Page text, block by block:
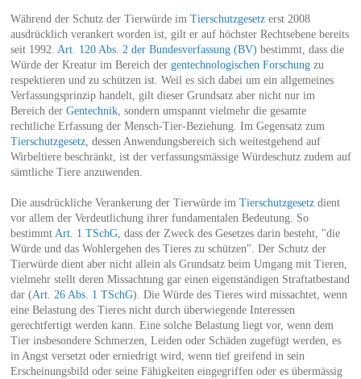
Während der Schutz der Tierwürde im Tierschutzgesetzerst 2008
ausdrücklich verankert worden ist, gilt er auf höchster Rechtsebene bereits
seit 1992. Art. 120 Abs. 2 der Bundesverfassung (BV) bestimmt, dass die
Würde der Kreatur im Bereich der gentechnologischen Forschungzu
respektieren und zu schützen ist. Weil es sich dabei um ein allgemeines
Verfassungsprinzip handelt, gilt dieser Grundsatz aber nicht nur im
Bereich der Gentechnik, sondern umspannt vielmehr die gesamte
rechtliche Erfassung der Mensch-Tier-Beziehung. Im Gegensatz zum
Tierschutzgesetz, dessen Anwendungsbereich sich weitestgehend auf
Wirbeltiere beschränkt, ist der verfassungsmässige Würdeschutz zudem auf
sämtliche Tiere anzuwenden.
Die ausdrückliche Verankerung der Tierwürde im Tierschutzgesetzdient
vor allem der Verdeutlichung ihrer fundamentalen Bedeutung. So
bestimmt Art. 1 TSchG, dass der Zweck des Gesetzes darin besteht, "die
Würde und das Wohlergehen des Tieres zu schützen". Der Schutz der
Tierwürde dient aber nicht allein als Grundsatz beim Umgang mit Tieren,
vielmehr stellt deren Missachtung gar einen eigenständigen Straftatbestand
dar (Art. 26 Abs. 1 TSchG). Die Würde des Tieres wird missachtet, wenn
eine Belastung des Tieres nicht durch überwiegende Interessen
gerechtfertigt werden kann. Eine solche Belastung liegt vor, wenn dem
Tier insbesondere Schmerzen, Leiden oder Schäden zugefügt werden, es
in Angst versetzt oder erniedrigt wird, wenn tief greifend in sein
Erscheinungsbild oder seine Fähigkeiten eingegriffen oder es übermässig